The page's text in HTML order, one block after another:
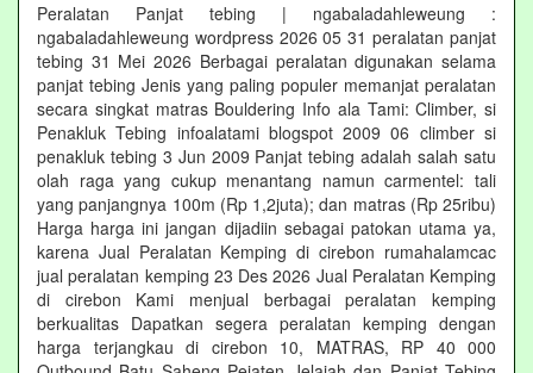
Peralatan Panjat tebing | ngabaladahleweung :
ngabaladahleweung wordpress 2026 05 31 peralatan panjat
tebing 31 Mei 2026 Berbagai peralatan digunakan selama
panjat tebing Jenis yang paling populer memanjat peralatan
secara singkat matras Bouldering Info ala Tami: Climber, si
Penakluk Tebing infoalatami blogspot 2009 06 climber si
penakluk tebing 3 Jun 2009 Panjat tebing adalah salah satu
olah raga yang cukup menantang namun carmentel: tali
yang panjangnya 100m (Rp 1,2juta); dan matras (Rp 25ribu)
Harga harga ini jangan dijadiin sebagai patokan utama ya,
karena Jual Peralatan Kemping di cirebon rumahalamcac
jual peralatan kemping 23 Des 2026 Jual Peralatan Kemping
di cirebon Kami menjual berbagai peralatan kemping
berkualitas Dapatkan segera peralatan kemping dengan
harga terjangkau di cirebon 10, MATRAS, RP 40 000